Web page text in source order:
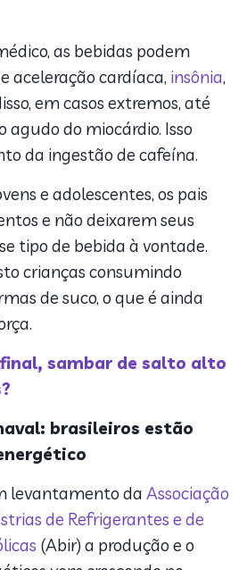
as bebidas podem
aceleração cardíaca, insônia,
em casos extremos, até
do miocárdio. Isso
da ingestão de cafeína.
e adolescentes, os pais
e não deixarem seus
tipo de bebida à vontade.
crianças consumindo
de suco, o que é ainda
sambar de salto alto
brasileiros estão
levantamento daAssociação
de Refrigerantes e de
(Abir) a produção e o